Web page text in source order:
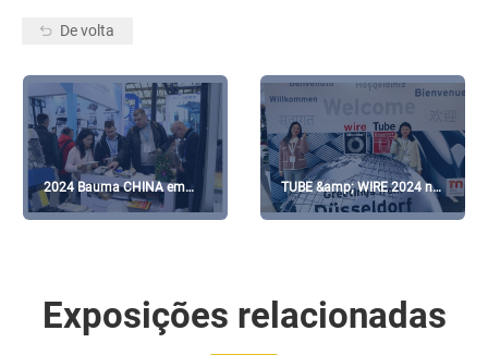
De volta
2024 Bauma CHINA em
Xangai: exposições
TUBE &amp; WIRE 2024 na
Alemanha
Exposições relacionadas